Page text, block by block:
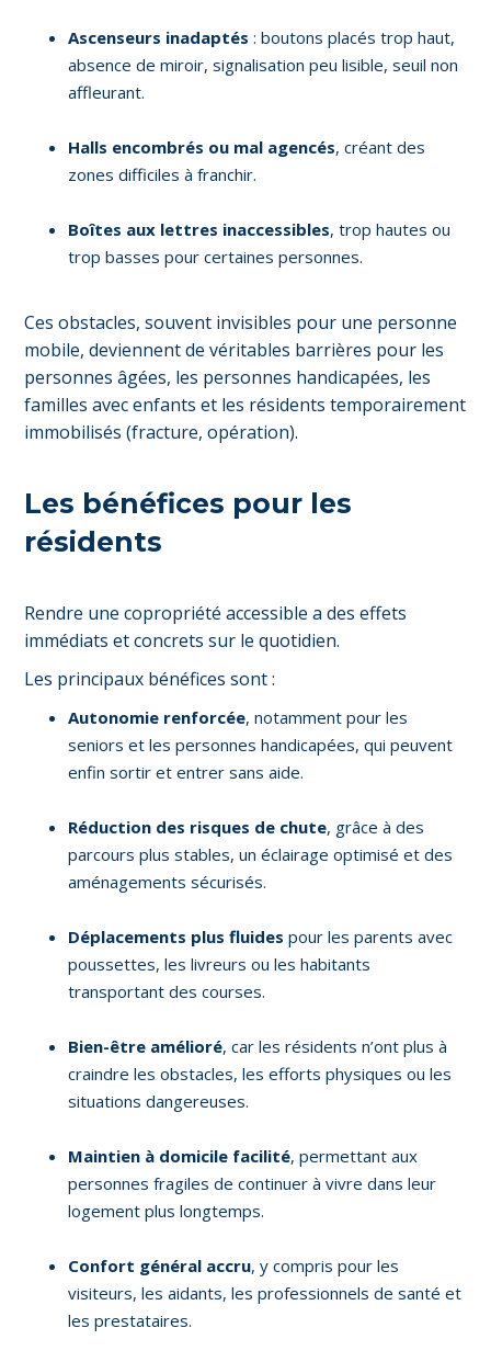
Ascenseurs inadaptés : boutons placés trop haut,
absence de miroir, signalisation peu lisible, seuil non
affleurant.
Halls encombrés ou mal agencés, créant des
zones difficiles à franchir.
Boîtes aux lettres inaccessibles, trop hautes ou
trop basses pour certaines personnes.
Ces obstacles, souvent invisibles pour une personne
mobile, deviennent de véritables barrières pour les
personnes âgées, les personnes handicapées, les
familles avec enfants et les résidents temporairement
immobilisés (fracture, opération).
Les bénéfices pour les
résidents
Rendre une copropriété accessible a des effets
immédiats et concrets sur le quotidien.
Les principaux bénéfices sont :
Autonomie renforcée, notamment pour les
seniors et les personnes handicapées, qui peuvent
enfin sortir et entrer sans aide.
Réduction des risques de chute, grâce à des
parcours plus stables, un éclairage optimisé et des
aménagements sécurisés.
Déplacements plus fluides pour les parents avec
poussettes, les livreurs ou les habitants
transportant des courses.
Bien-être amélioré, car les résidents n’ont plus à
craindre les obstacles, les efforts physiques ou les
situations dangereuses.
Maintien à domicile facilité, permettant aux
personnes fragiles de continuer à vivre dans leur
logement plus longtemps.
Confort général accru, y compris pour les
visiteurs, les aidants, les professionnels de santé et
les prestataires.